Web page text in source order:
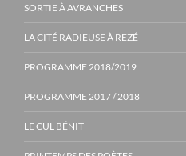
SORTIE À AVRANCHES
LA CITÉ RADIEUSE À REZÉ
PROGRAMME 2018/2019
PROGRAMME 2017 / 2018
LE CUL BÉNIT